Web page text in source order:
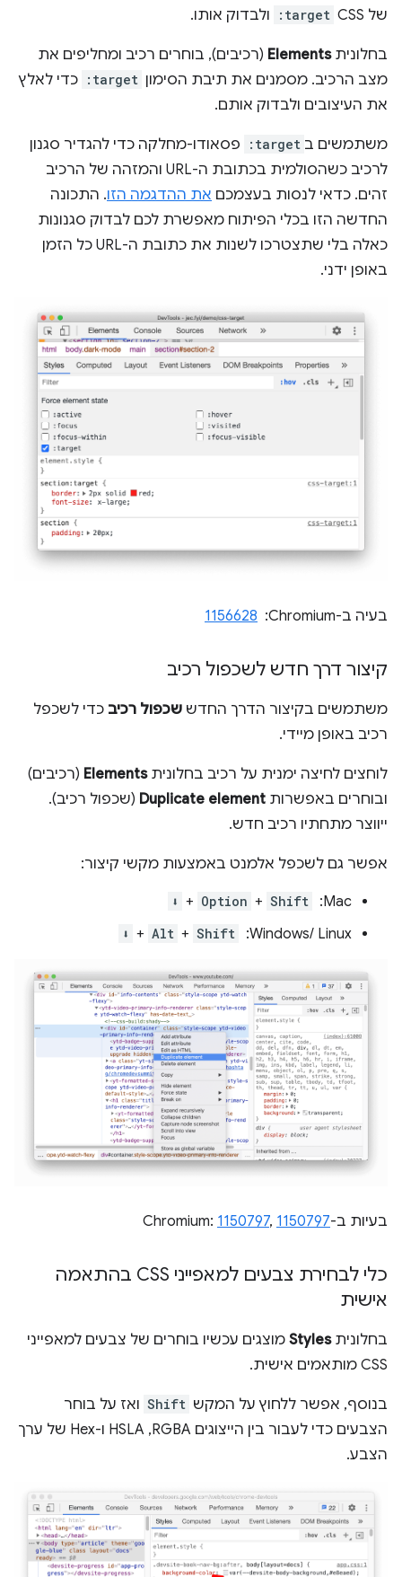
של CSS
:target ולבדוק אותו.
בחלוניתElements (רכיבים), בוחרים רכיב ומחליפים את
מצב הרכיב. מסמנים את תיבת הסימון :target כדי לאלץ
את העיצובים ולבדוק אותם.
משתמשים ב :target
פסאודו-מחלקה כדי להגדיר סגנון
לרכיב כשהסולמית בכתובת ה-URL והמזהה של הרכיב
זהים. כדאי לנסות בעצמכם את ההדגמה הזו. התכונה
החדשה הזו בכלי הפיתוח מאפשרת לכם לבדוק סגנונות
כאלה בלי שתצטרכו לשנות את כתובת ה-URL כל הזמן
באופן ידני.
בעיה ב-Chromium: ‏ 1156628
קיצור דרך חדש לשכפול רכיב
משתמשים בקיצור הדרך החדש שכפול רכיב כדי לשכפל
רכיב באופן מיידי.
לוחצים לחיצה ימנית על רכיב בחלוניתElements (רכיבים)
ובוחרים באפשרות Duplicate element (שכפול רכיב).
ייווצר מתחתיו רכיב חדש.
אפשר גם לשכפל אלמנט באמצעות מקשי קיצור:
‫Mac: ‏ ‎
Shift
+
Option
+
⬇️
Windows/ Linux: ‏
Shift
+
Alt
+
⬇️
בעיות ב-Chromium: 1150797, 1150797
כלי לבחירת צבעים למאפייני CSS בהתאמה
אישית
בחלוניתStyles מוצגים עכשיו בוחרים של צבעים למאפייני
CSS מותאמים אישית.
בנוסף, אפשר ללחוץ על המקש Shift ואז על בוחר
הצבעים כדי לעבור בין הייצוגים RGBA,‏ HSLA ו-Hex של ערך
הצבע.